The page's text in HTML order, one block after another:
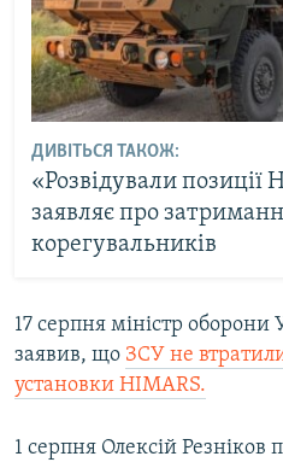
ДИВІТЬСЯ ТАКОЖ:
«Розвідували позиції
заявляє про
корегувальників
17 серпня міністр оборони
заявив, що ЗСУ не
установки HIMARS.
1 серпня Олексій